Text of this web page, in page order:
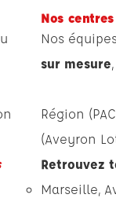
Nos
Nos
sur mesure
Région
(Aveyron
Retrouvez
Marseille,